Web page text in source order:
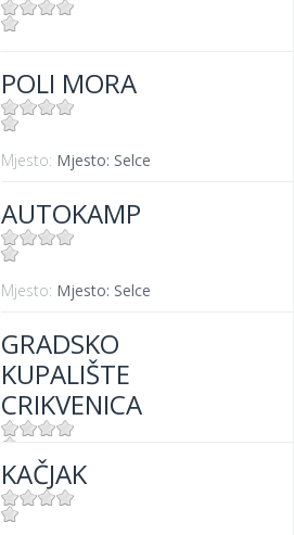
POLI MORA
Mjesto: Mjesto: Selce
AUTOKAMP
Mjesto: Mjesto: Selce
GRADSKO
KUPALIŠTE
CRIKVENICA
Mjesto:Mjesto: Crikvenica
KAČJAK